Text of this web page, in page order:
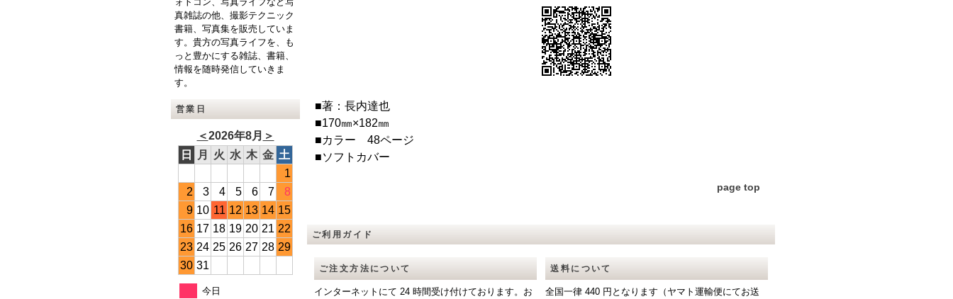
真雑誌の他、撮影テクニック
書籍、写真集を販売していま
す。貴方の写真ライフを、も
っと豊かにする雑誌、書籍、
情報を随時発信していきま
す。
営業日
＜2026年8月 ＞
日
月 火 水 木 金 土
1
2
3 4 5 6 7
8
9 10 11 12 13 14 15
16 17 18 19 20 21 22
23 24 25 26 27 28 29
30 31
今日
■著：長内達也
■170㎜×182㎜
■カラー 48ページ
■ソフトカバー
page top
ご利用ガイド
ご注文方法について
インターネットにて 24 時間受け付けております。お
送料について
全国一律 440 円となります（ヤマト運輸便にてお送